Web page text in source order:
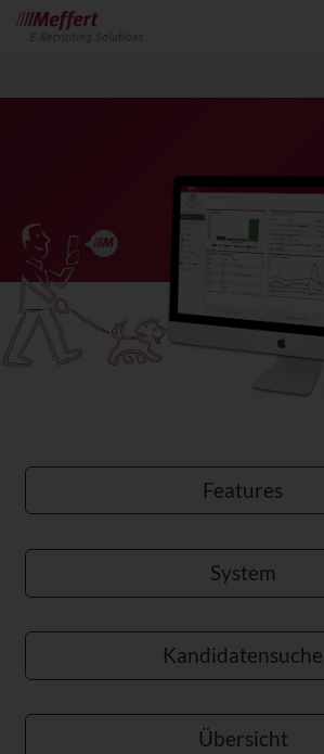
Features
System
Kandidatensuche
Übersicht